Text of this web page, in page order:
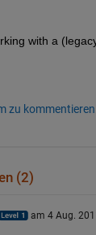
with a
zu kommentieren.
(2)
am 4 Aug.